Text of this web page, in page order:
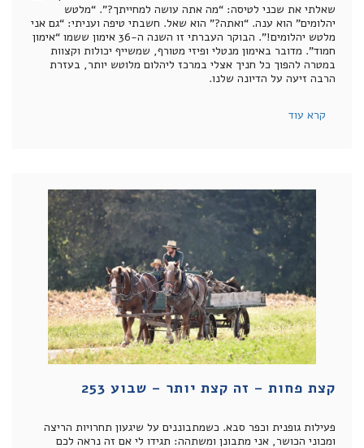
שאלתי את שכני לטיסה: “מה אתה עושה למחייתך?”. “מלטש
יהלומים” הוא ענה. “ואתה?” הוא שאל. חשבתי טיפה ועניתי: “גם אני
מלטש יהלומים!”. הבוקר העברתי זו השנה ה-36 אימון ששמו “אימון
חמוד”. מדובר באימון מנטלי ופיזי מטורף, שמשייף יכולות וקצוות
במטרה להפוך כל חניך אצלי במרכז ליהלום מלוטש יותר, בעזרת
הרבה זיעה על הדיונה שלנו.
קרא עוד
קצת פחות – זה קצת יותר – שבוע 253
פעילות גופנית וכפר סבא. כשמתבוננים על שיגעון תחרויות הריצה
ומכוני הכושר, אני מתבונן ומשתהה: תגידו לי אם זה נראה לכם